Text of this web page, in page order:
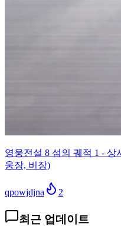
영웅전설 8 섬의 궤적 1 -
웅장, 비장)
qpowjdjna 2
최근 업데이트